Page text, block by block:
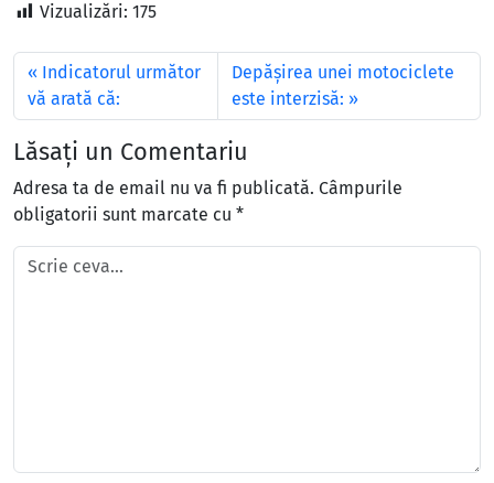
Vizualizări: 175
Indicatorul următor
vă arată că:
Depăşirea unei motociclete
este interzisă:
Lăsați un Comentariu
Adresa ta de email nu va fi publicată. Câmpurile
obligatorii sunt marcate cu *